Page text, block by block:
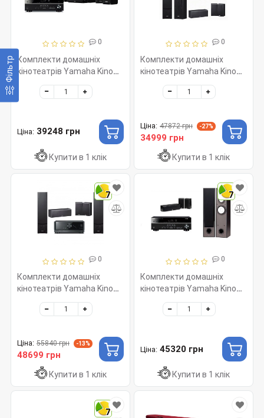
Фільтр
0
Комплекти домашніх
кінотеатрів Yamaha Kino
SYSTEM 3541 (RX-V385 +
NS-P41) Black
Ціна: 39248 грн
Купити в 1 клік
0
Комплекти домашніх
кінотеатрів Yamaha Kino
SYSTEM 385 (RX-V385 +
NS-F51 + NS-P51) Black
Ціна: 47872 грн -27%
34999 грн
Купити в 1 клік
7
0
Комплекти домашніх
кінотеатрів Yamaha Kino
SYSTEM 451A (RX-V4A +
NS-F51 + NS-P51) Black
Ціна: 55840 грн -13%
48699 грн
Купити в 1 клік
7
0
Комплекти домашніх
кінотеатрів Yamaha Kino
SYSTEM 7390 (RX-V385 +
NS-7390 + NS-P51) Black
Ціна: 45320 грн
Купити в 1 клік
7